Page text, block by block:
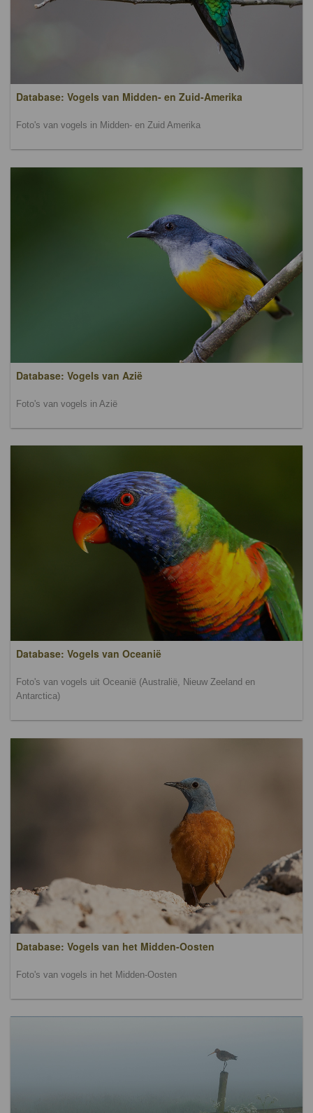
Database: Vogels van Midden- en Zuid-Amerika
Foto's van vogels in Midden- en Zuid Amerika
Database: Vogels van Azië
Foto's van vogels in Azië
Database: Vogels van Oceanië
Foto's van vogels uit Oceanië (Australië, Nieuw Zeeland en
Antarctica)
Database: Vogels van het Midden-Oosten
Foto's van vogels in het Midden-Oosten